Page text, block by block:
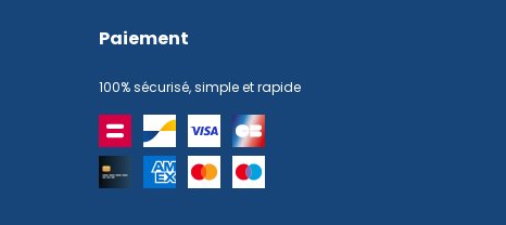
Paiement
100% sécurisé, simple et rapide